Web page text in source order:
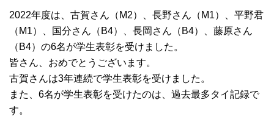
2022年度は、古賀さん（M2）、長野さん（M1）、平野君
（M1）、国分さん（B4）、長岡さん（B4）、藤原さん
（B4）の6名が学生表彰を受けました。
皆さん、おめでとうございます。
古賀さんは3年連続で学生表彰を受けました。
また、6名が学生表彰を受けたのは、過去最多タイ記録で
す。